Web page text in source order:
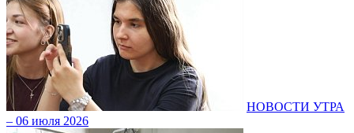
НОВОСТИ УТРА
– 06 июля 2026